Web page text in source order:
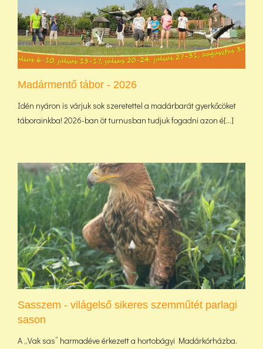
Madármentő tábor - 2026
Idén nyáron is várjuk sok szeretettel a madárbarát gyerkőcöket
táborainkba! 2026-ban öt turnusban tudjuk fogadni azon é[...]
Sasszem - világelső sikeres szemműtét parlagi
sason
A „Vak sas” harmadéve érkezett a hortobágyi Madárkórházba.